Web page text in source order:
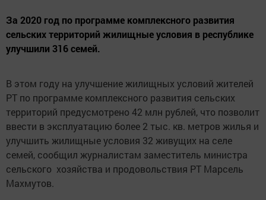
За 2020 год по программе комплексного развития
сельских территорий жилищные условия в республике
улучшили 316 семей.
В этом году на улучшение жилищных условий жителей
РТ по программе комплексного развития сельских
территорий предусмотрено 42 млн рублей, что позволит
ввести в эксплуатацию более 2 тыс. кв. метров жилья и
улучшить жилищные условия 32 живущих на селе
семей, сообщил журналистам заместитель министра
сельского хозяйства и продовольствия РТ Марсель
Махмутов.